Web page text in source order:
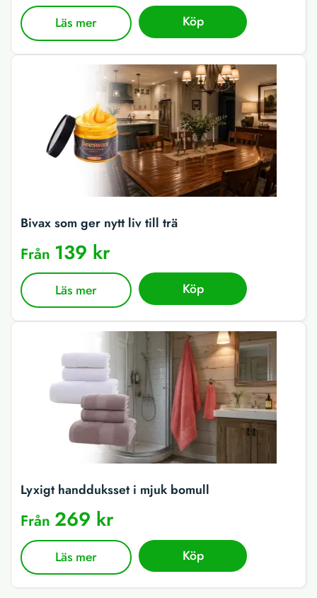
Läs mer Köp
Bivax som ger nytt liv till trä
Från 139 kr
Läs mer Köp
Lyxigt handduksset i mjuk bomull
Från 269 kr
Läs mer Köp